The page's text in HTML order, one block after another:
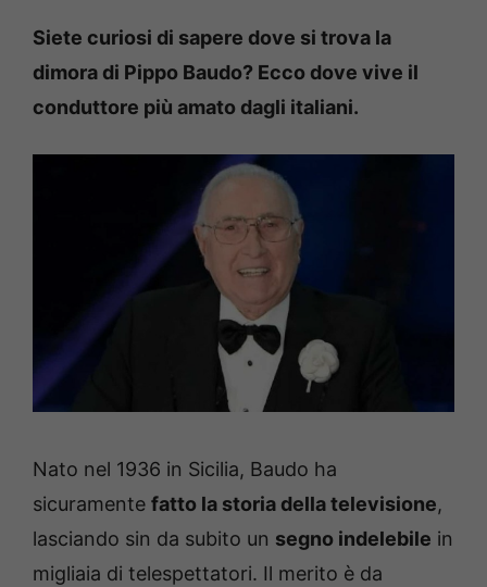
Siete curiosi di sapere dove si trova la
dimora di Pippo Baudo? Ecco dove vive il
conduttore più amato dagli italiani.
Nato nel 1936 in Sicilia, Baudo ha
sicuramente fatto la storia della televisione,
lasciando sin da subito un segno indelebile in
migliaia di telespettatori. Il merito è da